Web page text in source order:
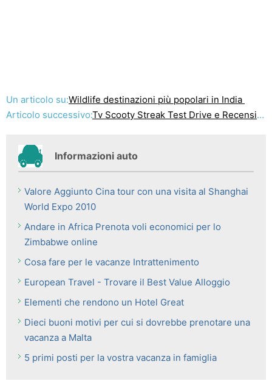
Un articolo su:Wildlife destinazioni più popolari in India
Articolo successivo:Tv Scooty Streak Test Drive e Recensione
Informazioni auto
Valore Aggiunto Cina tour con una visita al Shanghai
World Expo 2010
Andare in Africa Prenota voli economici per lo
Zimbabwe online
Cosa fare per le vacanze Intrattenimento
European Travel - Trovare il Best Value Alloggio
Elementi che rendono un Hotel Great
Dieci buoni motivi per cui si dovrebbe prenotare una
vacanza a Malta
5 primi posti per la vostra vacanza in famiglia